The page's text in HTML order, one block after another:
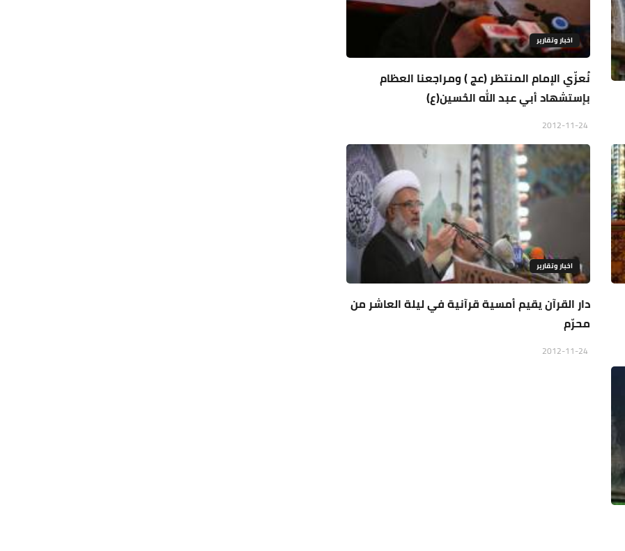
اخبار وتقارير
نُعزّي الإمام المنتظر (عج ) ومراجعنا العظام
بإستشهاد أبي عبد الله الحُسين(ع)
اخبار وتقارير
دار القرآن يقيم أمسية قرآنية في ليلة العاشر من
محرّم